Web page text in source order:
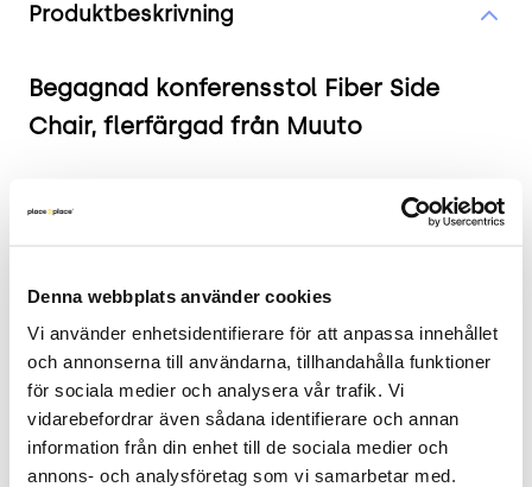
Denna webbplats använder cookies
Vi använder enhetsidentifierare för att anpassa innehållet
och annonserna till användarna, tillhandahålla funktioner
för sociala medier och analysera vår trafik. Vi
vidarebefordrar även sådana identifierare och annan
information från din enhet till de sociala medier och
annons- och analysföretag som vi samarbetar med.
Produktbeskrivning
Begagnad konferensstol Fiber Side
Chair, flerfärgad från Muuto
Mått: Bredd 47.5 cm, Djup 53 cm, Höjd 77 cm,
Sitthöjd 46 cm.
Skick: 4/5
2 års garanti
Mer om Fiber Side Chair